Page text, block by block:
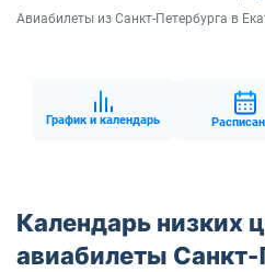
Авиабилеты из Санкт-Петербурга в
График и календарь
Календарь низких
авиабилеты